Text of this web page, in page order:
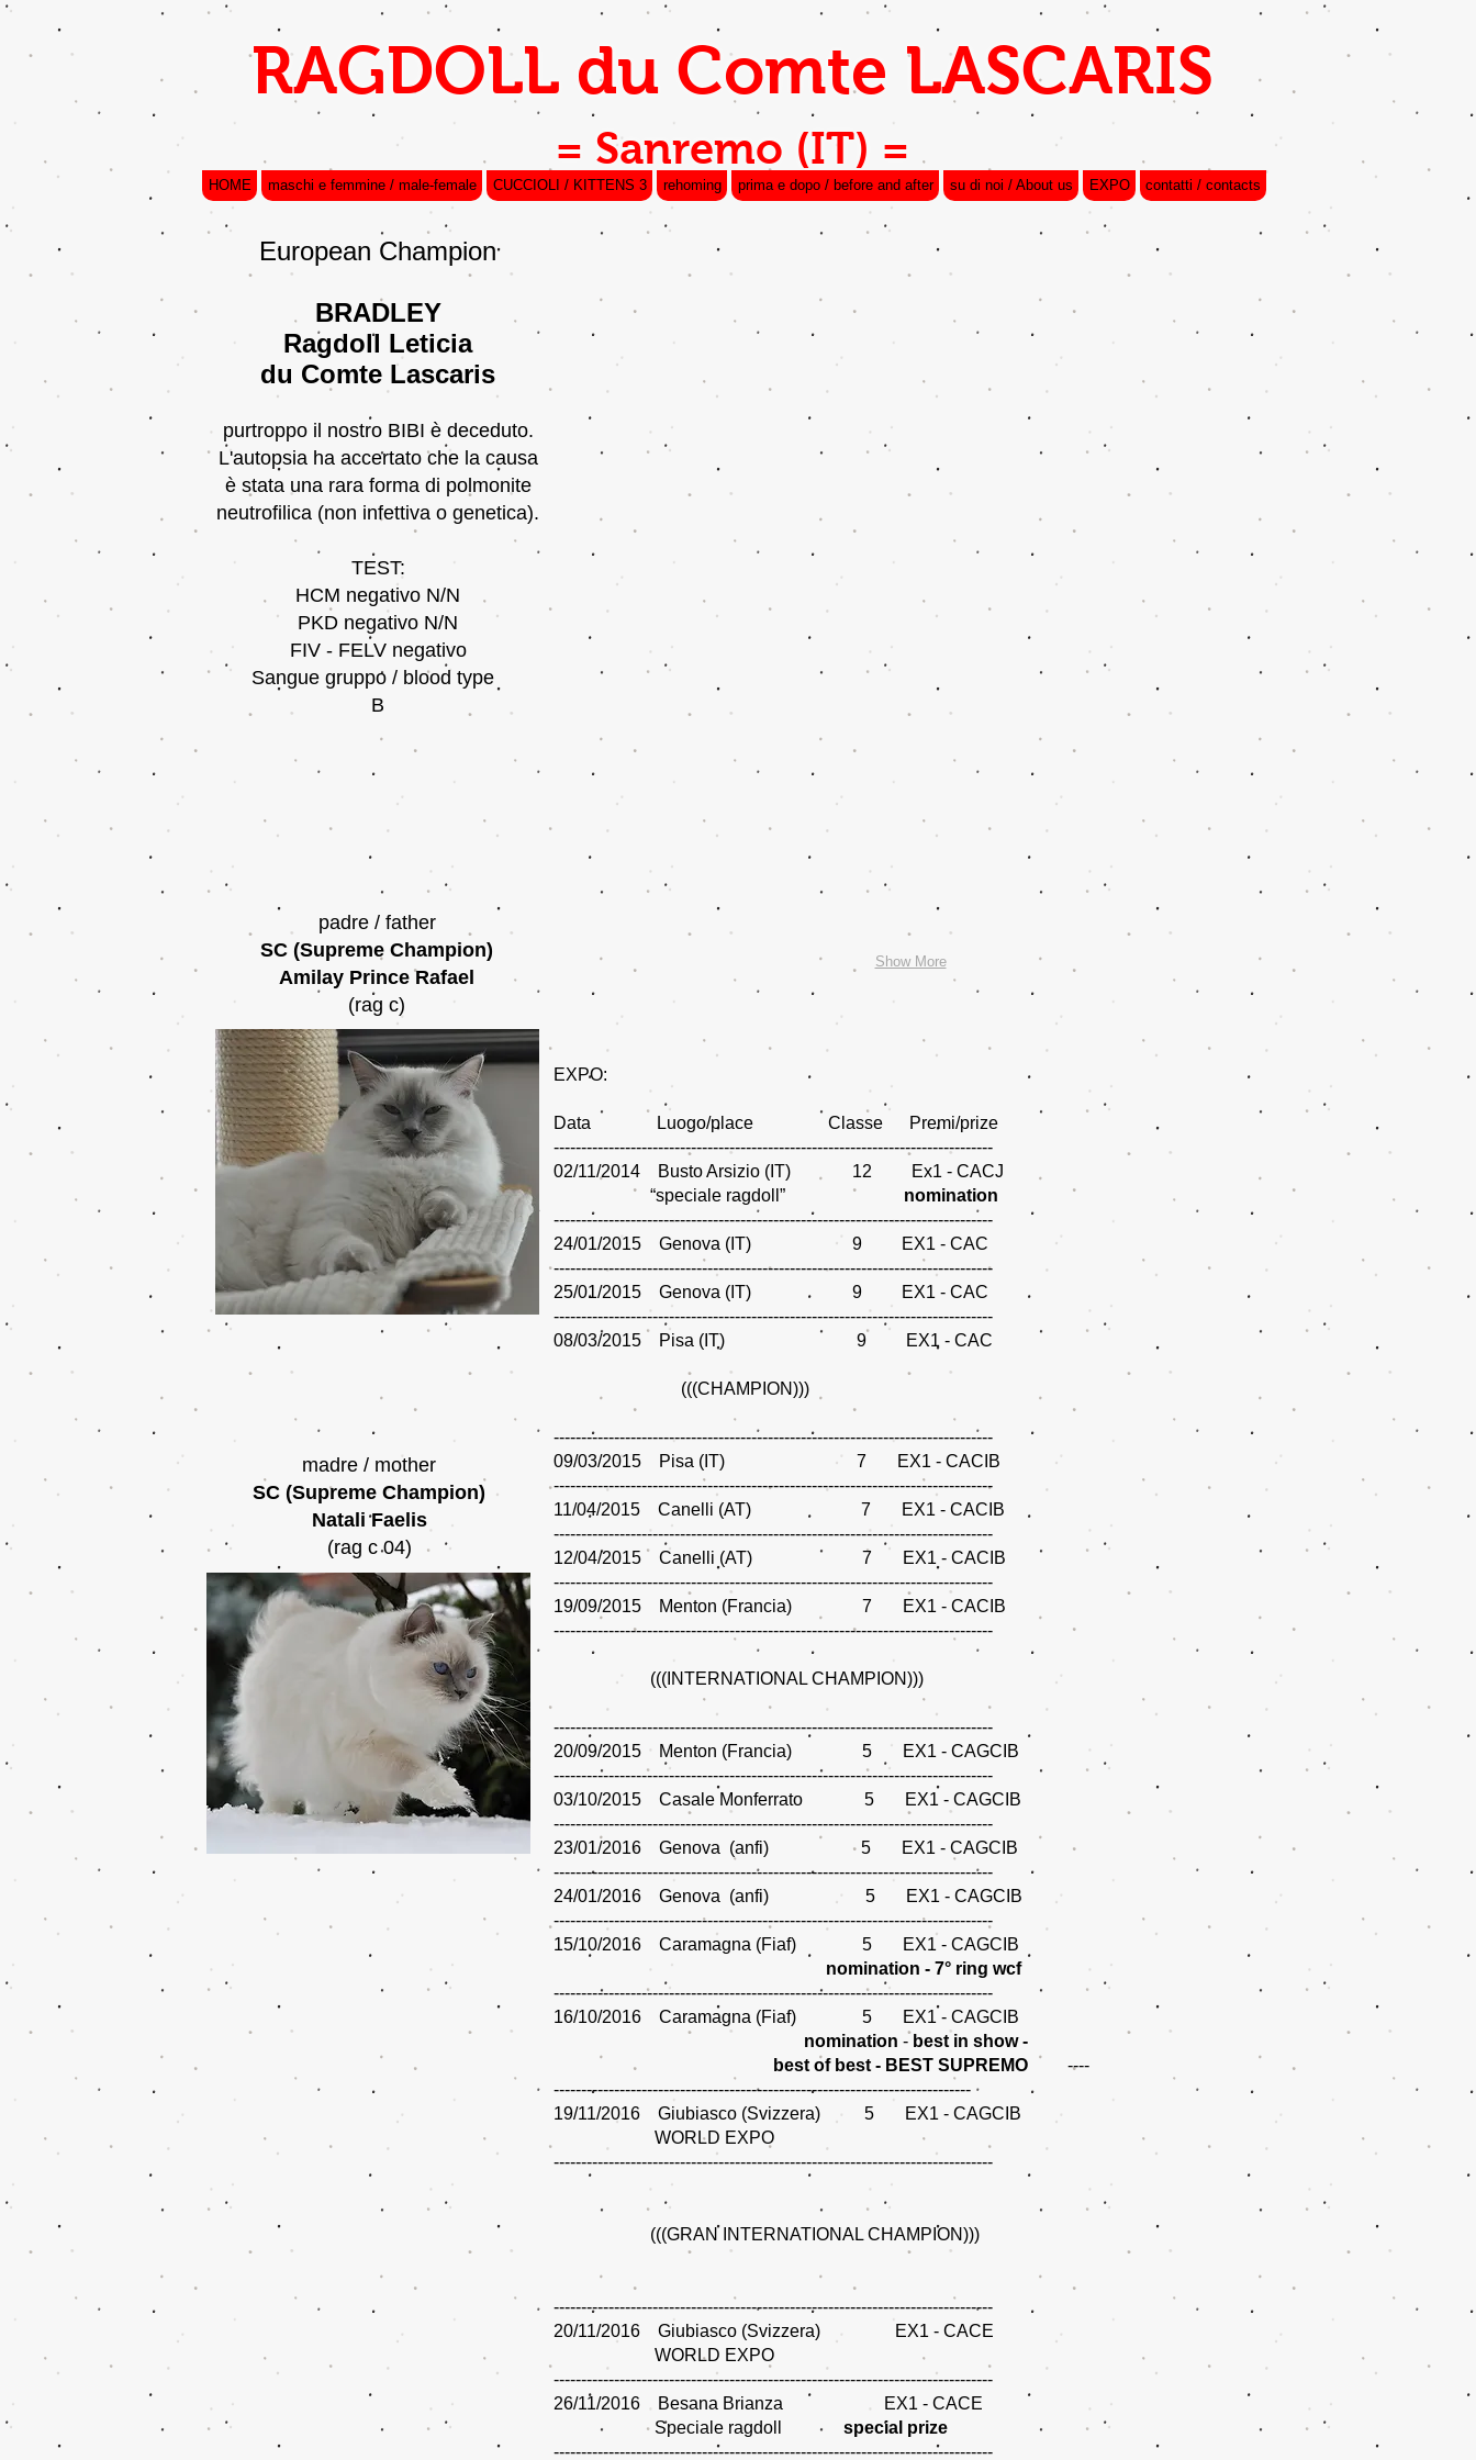
RAGDOLL du Comte LASCARIS
= Sanremo (IT) =
HOME maschi e femmine / male-female CUCCIOLI / KITTENS 3 rehoming prima e dopo / before and after su di noi / About us EXPO contatti / contacts
European Champion
BRADLEY
Ragdoll Leticia
du Comte Lascaris
purtroppo il nostro BIBI è deceduto.
L'autopsia ha accertato che la causa
è stata una rara forma di polmonite
neutrofilica (non infettiva o genetica).
TEST:
HCM negativo N/N
PKD negativo N/N
FIV - FELV negativo
Sangue gruppo / blood type
B
padre / father
SC (Supreme Champion)
Amilay Prince Rafael
(rag c)
Show More
madre / mother
SC (Supreme Champion)
Natali Faelis
(rag c 04)
EXPO:
Data Luogo/place Classe Premi/prize
--------------------------------------------------------------------------------
02/11/2014 Busto Arsizio (IT) 12 Ex1 - CACJ
“speciale ragdoll” nomination
--------------------------------------------------------------------------------
24/01/2015 Genova (IT) 9 EX1 - CAC
--------------------------------------------------------------------------------
25/01/2015 Genova (IT) 9 EX1 - CAC
--------------------------------------------------------------------------------
08/03/2015 Pisa (IT) 9 EX1 - CAC
(((CHAMPION)))
--------------------------------------------------------------------------------
09/03/2015 Pisa (IT) 7 EX1 - CACIB
--------------------------------------------------------------------------------
11/04/2015 Canelli (AT) 7 EX1 - CACIB
--------------------------------------------------------------------------------
12/04/2015 Canelli (AT) 7 EX1 - CACIB
--------------------------------------------------------------------------------
19/09/2015 Menton (Francia) 7 EX1 - CACIB
--------------------------------------------------------------------------------
(((INTERNATIONAL CHAMPION)))
--------------------------------------------------------------------------------
20/09/2015 Menton (Francia) 5 EX1 - CAGCIB
--------------------------------------------------------------------------------
03/10/2015 Casale Monferrato 5 EX1 - CAGCIB
--------------------------------------------------------------------------------
23/01/2016 Genova (anfi) 5 EX1 - CAGCIB
--------------------------------------------------------------------------------
24/01/2016 Genova (anfi) 5 EX1 - CAGCIB
--------------------------------------------------------------------------------
15/10/2016 Caramagna (Fiaf) 5 EX1 - CAGCIB
nomination - 7° ring wcf
--------------------------------------------------------------------------------
16/10/2016 Caramagna (Fiaf) 5 EX1 - CAGCIB
nomination - best in show -
best of best - BEST SUPREMO ----
----------------------------------------------------------------------------
19/11/2016 Giubiasco (Svizzera) 5 EX1 - CAGCIB
WORLD EXPO
--------------------------------------------------------------------------------
(((GRAN INTERNATIONAL CHAMPION)))
--------------------------------------------------------------------------------
20/11/2016 Giubiasco (Svizzera) EX1 - CACE
WORLD EXPO
--------------------------------------------------------------------------------
26/11/2016 Besana Brianza EX1 - CACE
Speciale ragdoll special prize
--------------------------------------------------------------------------------